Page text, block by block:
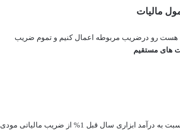
مالیات
هست رو درضریب مربوطه اعمال کنیم و تموم ضریب
به ازای 10% افزایش درآمد ابزاری مشمول مالیات مودی نسبت به درآمد ابزاری سال قبل 1% از ضریب مالیاتی مودی